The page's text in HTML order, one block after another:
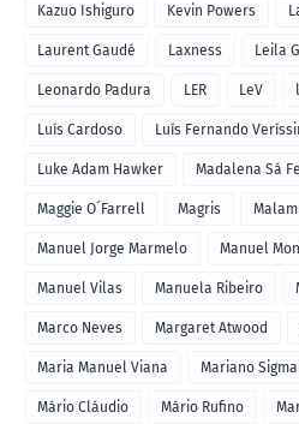
Kazuo Ishiguro Kevin Powers
Laurent Gaudé Laxness Leila
Leonardo Padura LER LeV
Luís Cardoso Luís Fernando
Luke Adam Hawker Madalena Sá
Maggie O´Farrell Magris
Manuel Jorge Marmelo Manuel
Manuel Vilas Manuela Ribeiro
Marco Neves Margaret Atwood
Maria Manuel Viana Mariano
Mário Cláudio Mário Rufino